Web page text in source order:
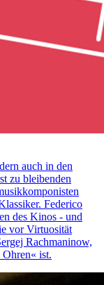
auch in den
zu bleibenden
Federico
des Kinos - und
vor Virtuosität
Rachmaninow,
ist.